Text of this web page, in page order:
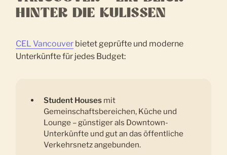
HINTER DIE KULISSEN
CEL Vancouver bietet geprüfte und moderne
Unterkünfte für jedes Budget:
Student Houses mit
Gemeinschaftsbereichen, Küche und
Lounge – günstiger als Downtown-
Unterkünfte und gut an das öffentliche
Verkehrsnetz angebunden.